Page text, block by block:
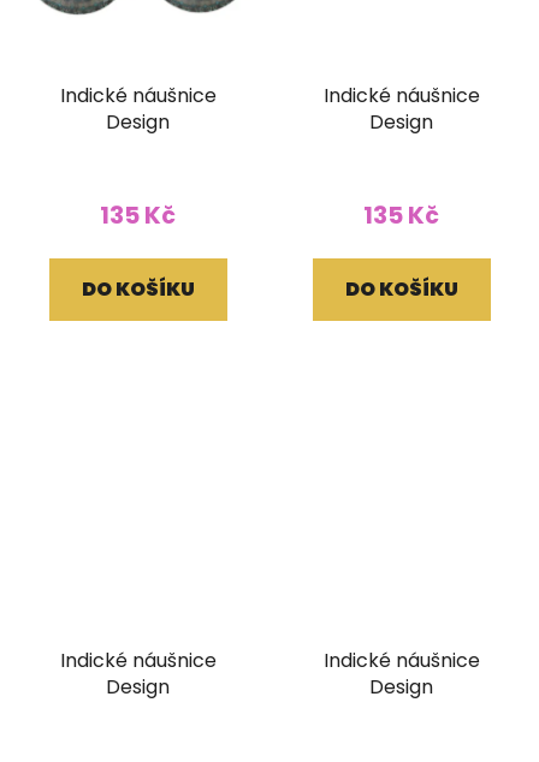
Indické náušnice
Design
135 Kč
DO KOŠÍKU
Indické náušnice
Design
135 Kč
DO KOŠÍKU
Indické náušnice
Design
Indické náušnice
Design